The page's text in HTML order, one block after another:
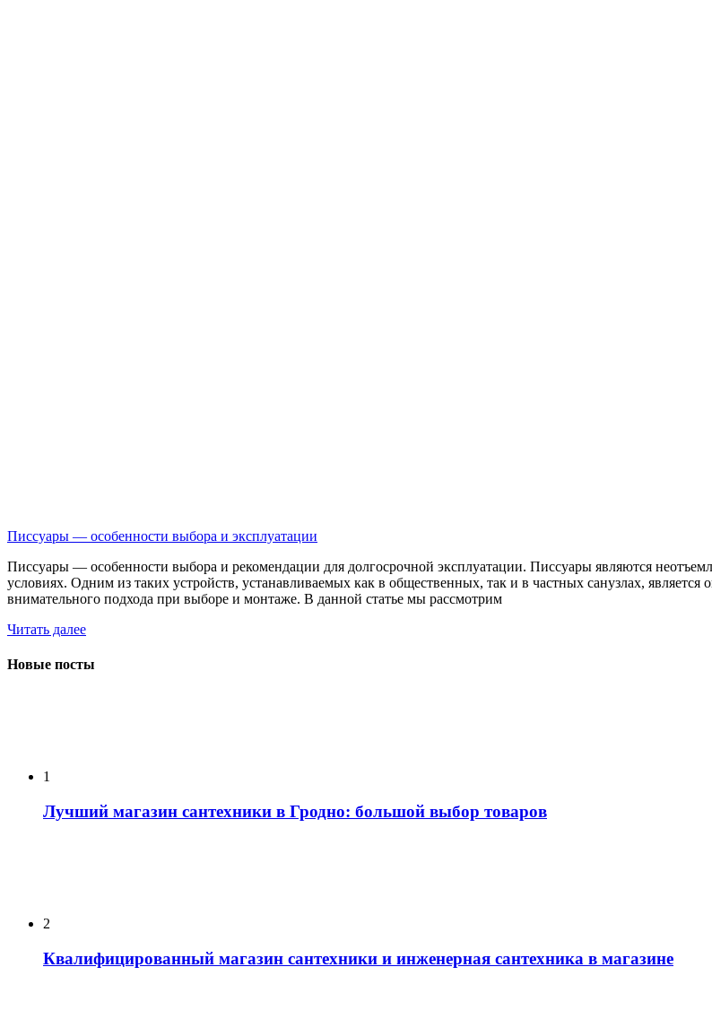
Писсуары — особенности выбора и эксплуатации
Писсуары — особенности выбора и рекомендации для долгосрочной эксплуатации. Писсуары являются
условиях. Одним из таких устройств, устанавливаемых как в общественных, так и в частных санузлах,
внимательного подхода при выборе и монтаже. В данной статье мы рассмотрим
Читать далее
Новые посты
1
Лучший магазин сантехники в Гродно: большой выбор товаров
2
Квалифицированный магазин сантехники и инженерная сантехника в магазине